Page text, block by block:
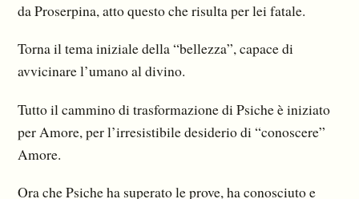
da Proserpina, atto questo che risulta per lei fatale.
Torna il tema iniziale della “bellezza”, capace di
avvicinare l’umano al divino.
Tutto il cammino di trasformazione di Psiche è iniziato
per Amore, per l’irresistibile desiderio di “conoscere”
Amore.
Ora che Psiche ha superato le prove, ha conosciuto e